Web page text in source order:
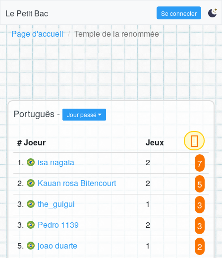
Le Petit Bac Se connecter
Page d'accueil Temple de la renommée
Português - Jour passé
# Joeur
Jeux
1.
isa nagata 2 7
2. Kauan rosa Bitencourt 2 5
3. the_guigui 1 3
3. Pedro 1139 2 3
5. joao duarte 1 2